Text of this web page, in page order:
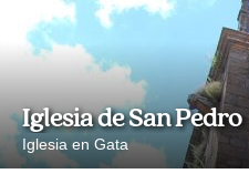
Iglesia de San Pedro
Iglesia en Gata